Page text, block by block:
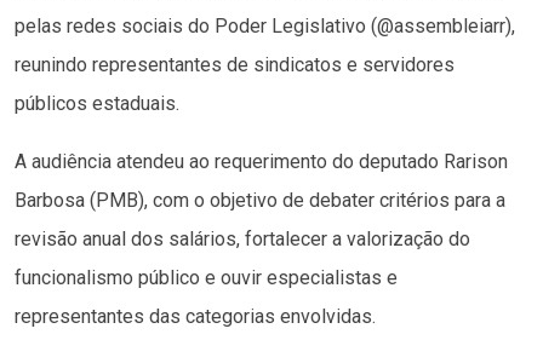
pelas redes sociais do Poder Legislativo (@assembleiarr),
reunindo representantes de sindicatos e servidores
públicos estaduais.
A audiência atendeu ao requerimento do deputado Rarison
Barbosa (PMB), com o objetivo de debater critérios para a
revisão anual dos salários, fortalecer a valorização do
funcionalismo público e ouvir especialistas e
representantes das categorias envolvidas.